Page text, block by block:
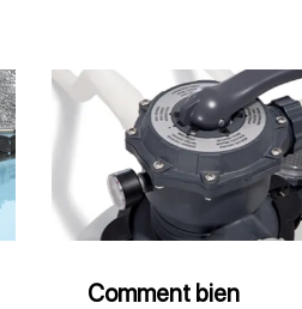
Comment
nettoyer
son
filtre
piscineComment bien